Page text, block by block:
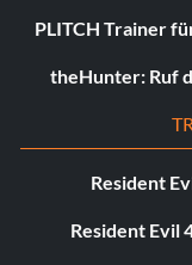
PLITCH Trainer
theHunter: Ruf
Resident
Resident Evil